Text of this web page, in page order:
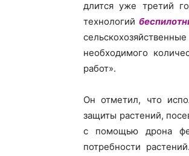
длится уже третий
технологий
необходимого
работ».
Он отметил, что
защиты растений,
с помощью дрона
потребности